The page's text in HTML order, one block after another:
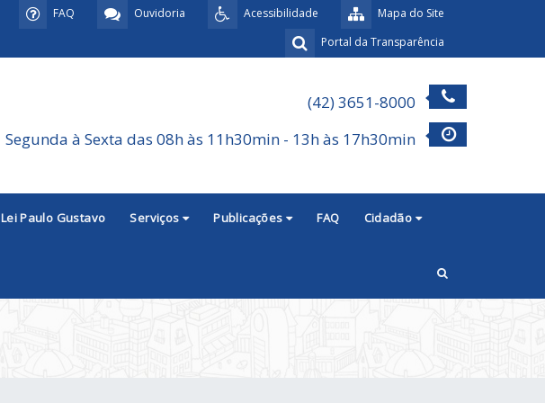
Mapa do Site
Acessibilidade
Ouvidoria
FAQ
Portal da Transparência
(42) 3651-8000
Segunda à Sexta das 08h às 11h30min - 13h às 17h30min
Lei Paulo Gustavo Serviços Publicações FAQ Cidadão